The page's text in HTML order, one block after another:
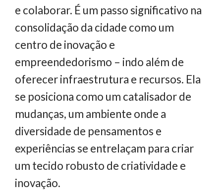
e colaborar. É um passo significativo na
consolidação da cidade como um
centro de inovação e
empreendedorismo – indo além de
oferecer infraestrutura e recursos. Ela
se posiciona como um catalisador de
mudanças, um ambiente onde a
diversidade de pensamentos e
experiências se entrelaçam para criar
um tecido robusto de criatividade e
inovação.